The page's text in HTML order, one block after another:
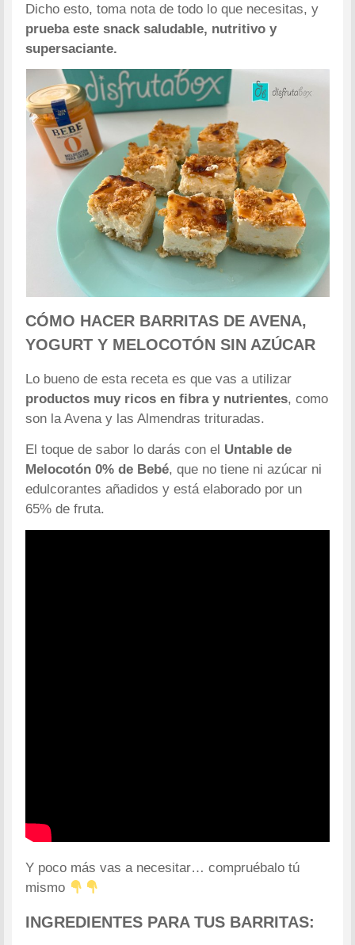
Dicho esto, toma nota de todo lo que necesitas, y
prueba este snack saludable, nutritivo y
supersaciante.
CÓMO HACER BARRITAS DE AVENA,
YOGURT Y MELOCOTÓN SIN AZÚCAR
Lo bueno de esta receta es que vas a utilizar
productos muy ricos en fibra y nutrientes, como
son la Avena y las Almendras trituradas.
El toque de sabor lo darás con el Untable de
Melocotón 0% de Bebé, que no tiene ni azúcar ni
edulcorantes añadidos y está elaborado por un
65% de fruta.
Y poco más vas a necesitar… compruébalo tú
mismo
INGREDIENTES PARA TUS BARRITAS: